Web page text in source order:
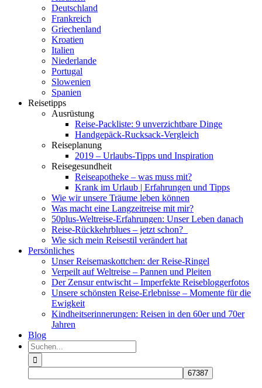
Deutschland
Frankreich
Griechenland
Kroatien
Italien
Niederlande
Portugal
Slowenien
Spanien
Reisetipps
Ausrüstung
Reise-Packliste: 9 unverzichtbare Dinge
Handgepäck-Rucksack-Vergleich
Reiseplanung
2019 – Urlaubs-Tipps und Inspiration
Reisegesundheit
Reiseapotheke – was muss mit?
Krank im Urlaub | Erfahrungen und Tipps
Wie wir unsere Träume leben können
Was macht eine Langzeitreise mit mir?
50plus-Weltreise-Erfahrungen: Unser Leben danach
Reise-Rückkehrblues – jetzt schon?
Wie sich mein Reisestil verändert hat
Persönliches
Unser Reisemaskottchen: der Reise-Ringel
Verpeilt auf Weltreise – Pannen und Pleiten
Der Zensur entwischt – Imperfekte Reisebloggerfotos
Unsere schönsten Reise-Erlebnisse – Momente für die
Ewigkeit
Kindheitserinnerungen: Reisen in den 60er und 70er
Jahren
Blog
Suche
nach: